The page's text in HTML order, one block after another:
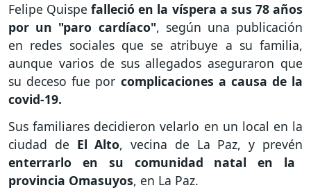
Felipe Quispe falleció en la víspera a sus 78 años
por un "paro cardíaco", según una publicación
en redes sociales que se atribuye a su familia,
aunque varios de sus allegados aseguraron que
su deceso fue por complicaciones a causa de la
covid-19.
Sus familiares decidieron velarlo en un local en la
ciudad de El Alto, vecina de La Paz, y prevén
enterrarlo en su comunidad natal en la
provincia Omasuyos, en La Paz.